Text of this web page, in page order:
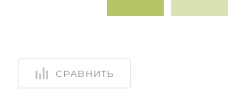
СРАВНИТЬ